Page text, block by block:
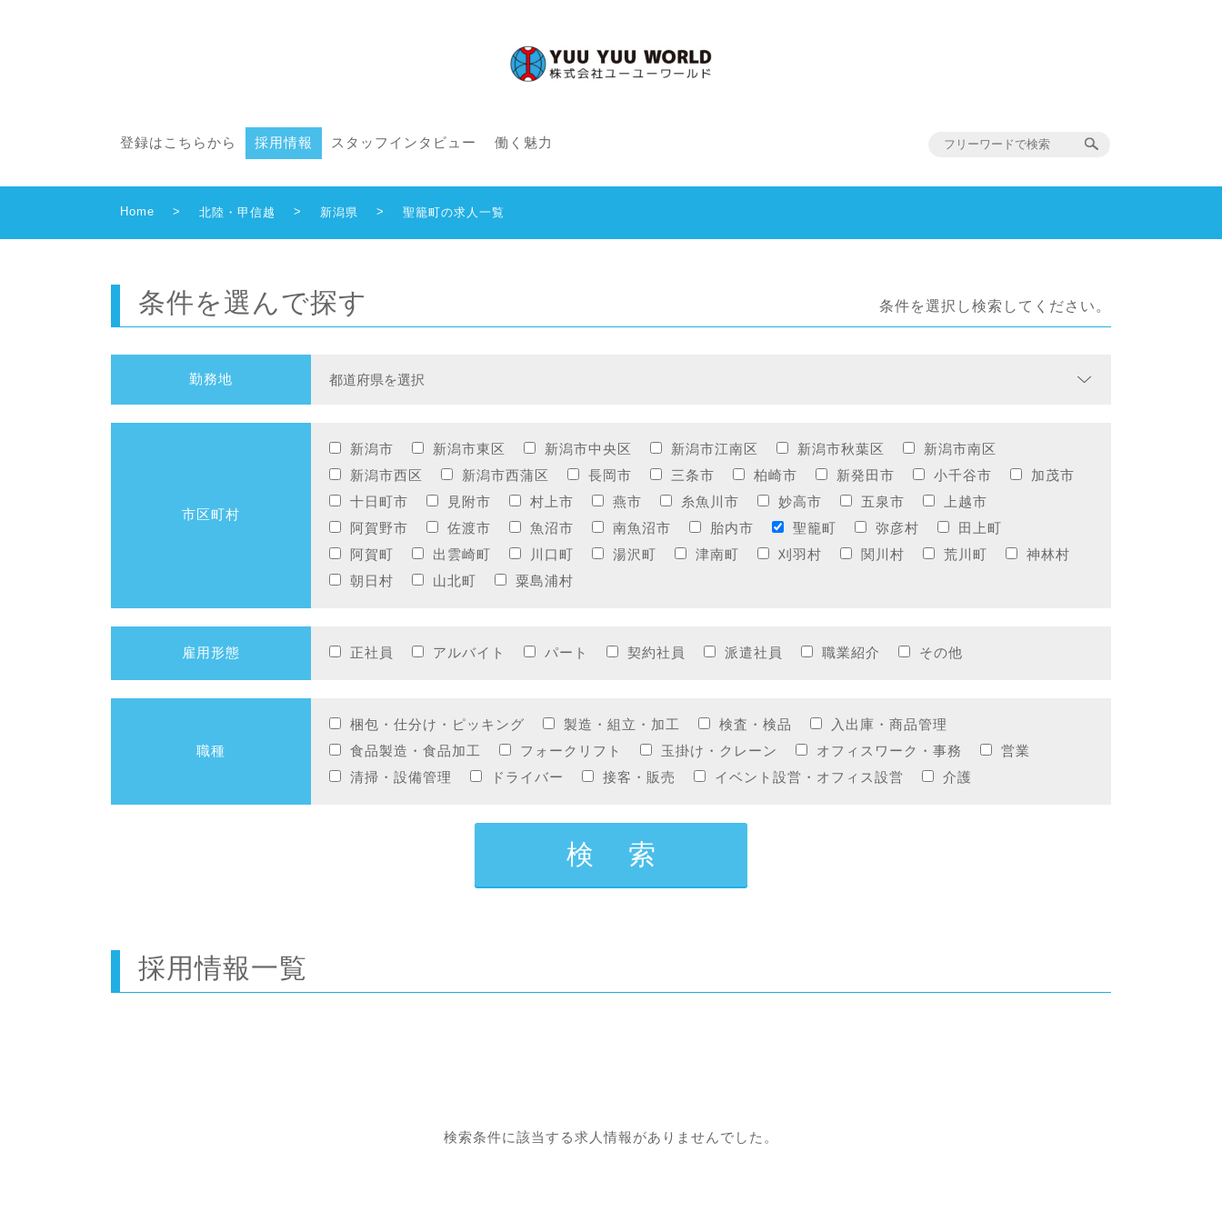
登録はこちらから 採用情報 スタッフインタビュー 働く魅力
Home > 北陸・甲信越 > 新潟県 > 聖籠町の求人一覧
条件を選んで探す 条件を選択し検索してください。
勤務地
市区町村
新潟市 新潟市東区 新潟市中央区 新潟市江南区 新潟市秋葉区
新潟市南区
新潟市西区
新潟市西蒲区 長岡市 三条市 柏崎市 新発田市 小千谷市
加茂市
十日町市
見附市 村上市 燕市 糸魚川市 妙高市 五泉市
上越市
阿賀野市
佐渡市 魚沼市 南魚沼市 胎内市 聖籠町 弥彦村
田上町
阿賀町
出雲崎町 川口町 湯沢町 津南町 刈羽村 関川村 荒川町
神林村
朝日村
山北町 粟島浦村
雇用形態 正社員 アルバイト パート 契約社員 派遣社員 職業紹介 その他
職種
梱包・仕分け・ピッキング 製造・組立・加工 検査・検品
入出庫・商品管理
食品製造・食品加工
フォークリフト 玉掛け・クレーン オフィスワーク・事務
営業
清掃・設備管理
ドライバー 接客・販売 イベント設営・オフィス設営 介護
採用情報一覧
検索条件に該当する求人情報がありませんでした。